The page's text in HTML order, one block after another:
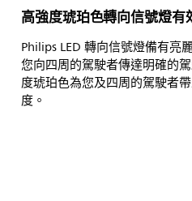
高強度琥珀色轉向信號燈有
Philips LED 轉向信號燈備有亮
您向四周的駕駛者傳達明確的
度琥珀色為您及四周的駕駛者
度。